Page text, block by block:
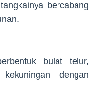
bercabang
bulat telur,
dengan